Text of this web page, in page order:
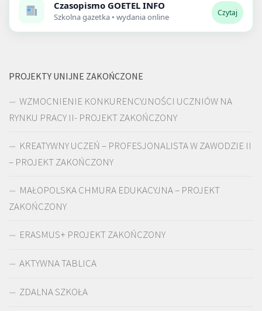
Czasopismo GOETEL INFO
Szkolna gazetka • wydania online Czytaj
PROJEKTY UNIJNE ZAKOŃCZONE
WZMOCNIENIE KONKURENCYJNOŚCI UCZNIÓW NA
RYNKU PRACY II- PROJEKT ZAKOŃCZONY
KREATYWNY UCZEŃ – PROFESJONALISTA W ZAWODZIE II
– PROJEKT ZAKOŃCZONY
MAŁOPOLSKA CHMURA EDUKACYJNA – PROJEKT
ZAKOŃCZONY
ERASMUS+ PROJEKT ZAKOŃCZONY
AKTYWNA TABLICA
ZDALNA SZKOŁA